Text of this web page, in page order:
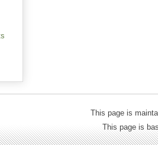
This page is
This page is